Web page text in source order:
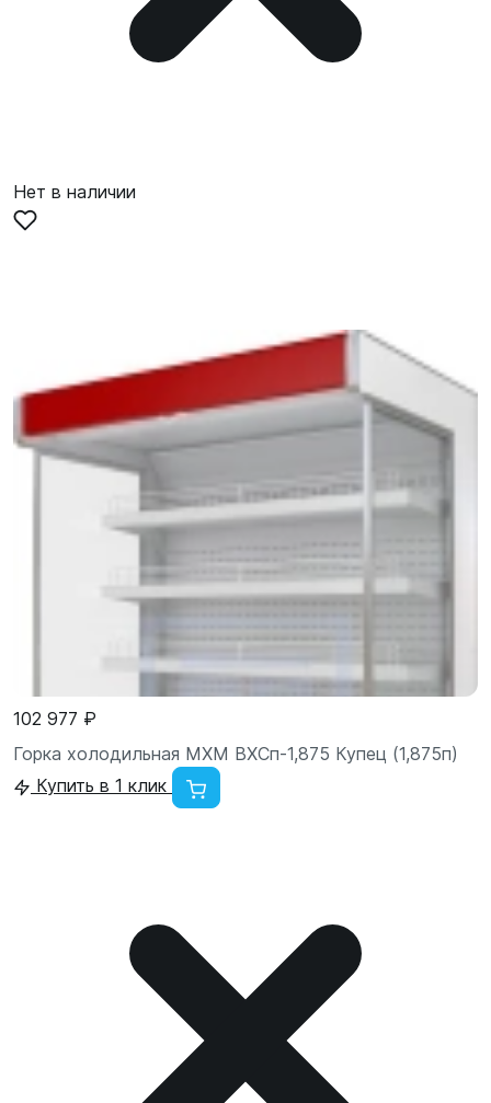
Нет в наличии
102 977 ₽
Горка холодильная МХМ ВХСп-1,875 Купец (1,875п)
Купить в 1 клик